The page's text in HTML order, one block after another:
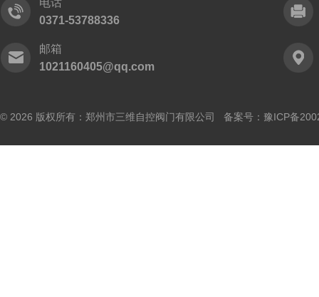
电话
0371-53788336
邮箱
1021160405@qq.com
© 2026 版权所有：郑州市三维自控阀门有限公司 备案号： 豫ICP备